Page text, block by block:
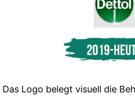
Das Logo belegt visuell die